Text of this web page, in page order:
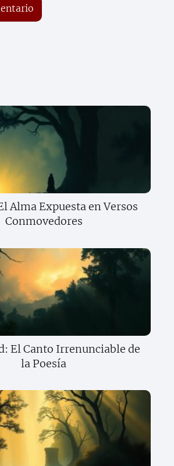
Alma Expuesta en Versos
Conmovedores
El Canto Irrenunciable de
la Poesía